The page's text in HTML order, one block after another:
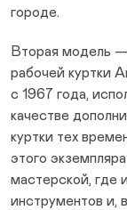
городе.
Вторая модель —
рабочей куртки
с 1967 года,
качестве
куртки тех
этого
мастерской, где
инструментов и,